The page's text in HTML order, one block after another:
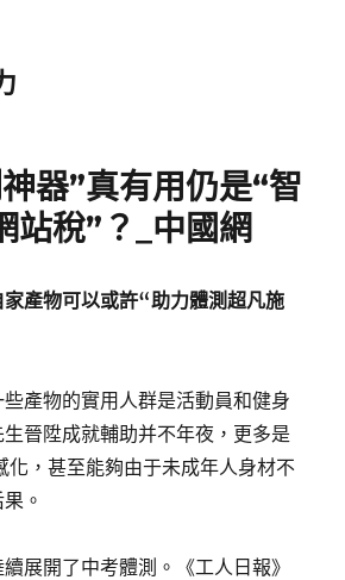
器”真有用仍是“智
站稅”？_中國網
產物可以或許“助力體測超凡施
產物的實用人群是活動員和健身
晉陞成就輔助并不年夜，更多是
化，甚至能夠由于未成年人身材不
。
展開了中考體測。《工人日報》